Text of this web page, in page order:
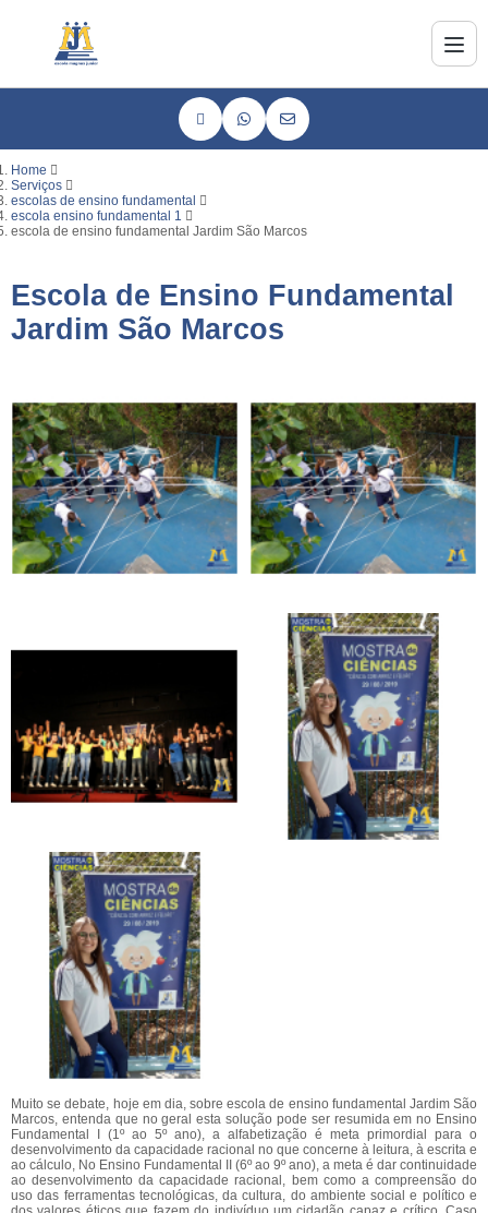
Home
Serviços
escolas de ensino fundamental
escola ensino fundamental 1
escola de ensino fundamental Jardim São Marcos
Escola de Ensino Fundamental
Jardim São Marcos
Muito se debate, hoje em dia, sobre escola de ensino fundamental Jardim São
Marcos, entenda que no geral esta solução pode ser resumida em no Ensino
Fundamental I (1º ao 5º ano), a alfabetização é meta primordial para o
desenvolvimento da capacidade racional no que concerne à leitura, à escrita e
ao cálculo, No Ensino Fundamental II (6º ao 9º ano), a meta é dar continuidade
ao desenvolvimento da capacidade racional, bem como a compreensão do
uso das ferramentas tecnológicas, da cultura, do ambiente social e político e